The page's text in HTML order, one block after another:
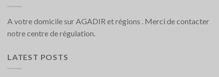
A votre domicile sur AGADIR et régions . Merci de contacter
notre centre de régulation.
LATEST POSTS